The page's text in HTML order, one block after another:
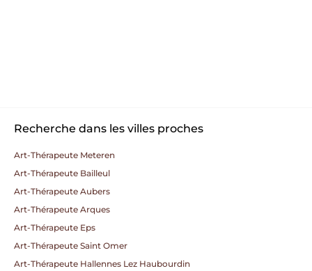
Recherche dans les villes proches
Art-Thérapeute Meteren
Art-Thérapeute Bailleul
Art-Thérapeute Aubers
Art-Thérapeute Arques
Art-Thérapeute Eps
Art-Thérapeute Saint Omer
Art-Thérapeute Hallennes Lez Haubourdin